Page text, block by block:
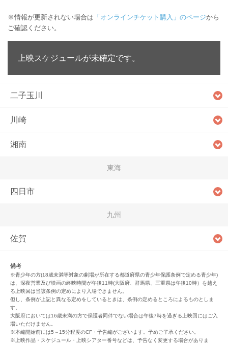
※情報が更新されない場合は 「オンラインチケット購入」のページから
ご確認ください。
上映スケジュールが未確定です。
二子玉川
川崎
湘南
東海
四日市
九州
佐賀
備考
※青少年の方(18歳未満等対象の劇場が所在する都道府県の青少年保護条例で定める青少年)
は、深夜営業及び映画の終映時間が午後11時(大阪府、群馬県、三重県は午後10時）を越え
る上映回は当該条例の定めにより入場できません。
但し、条例が上記と異なる定めをしているときは、条例の定めるところによるものとしま
す。
大阪府においては16歳未満の方で保護者同伴でない場合は午後7時を過ぎる上映回にはご入
場いただけません。
※本編開始前には5～15分程度のCF・予告編がございます。予めご了承ください。
※上映作品・スケジュール・上映シアター番号などは、予告なく変更する場合がありま